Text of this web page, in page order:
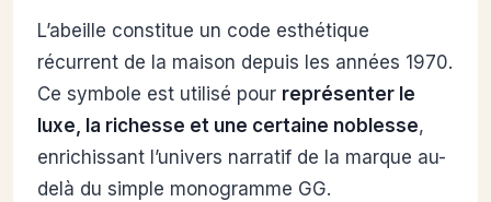
L’abeille constitue un code esthétique
récurrent de la maison depuis les années 1970.
Ce symbole est utilisé pour représenter le
luxe, la richesse et une certaine noblesse,
enrichissant l’univers narratif de la marque au-
delà du simple monogramme GG.